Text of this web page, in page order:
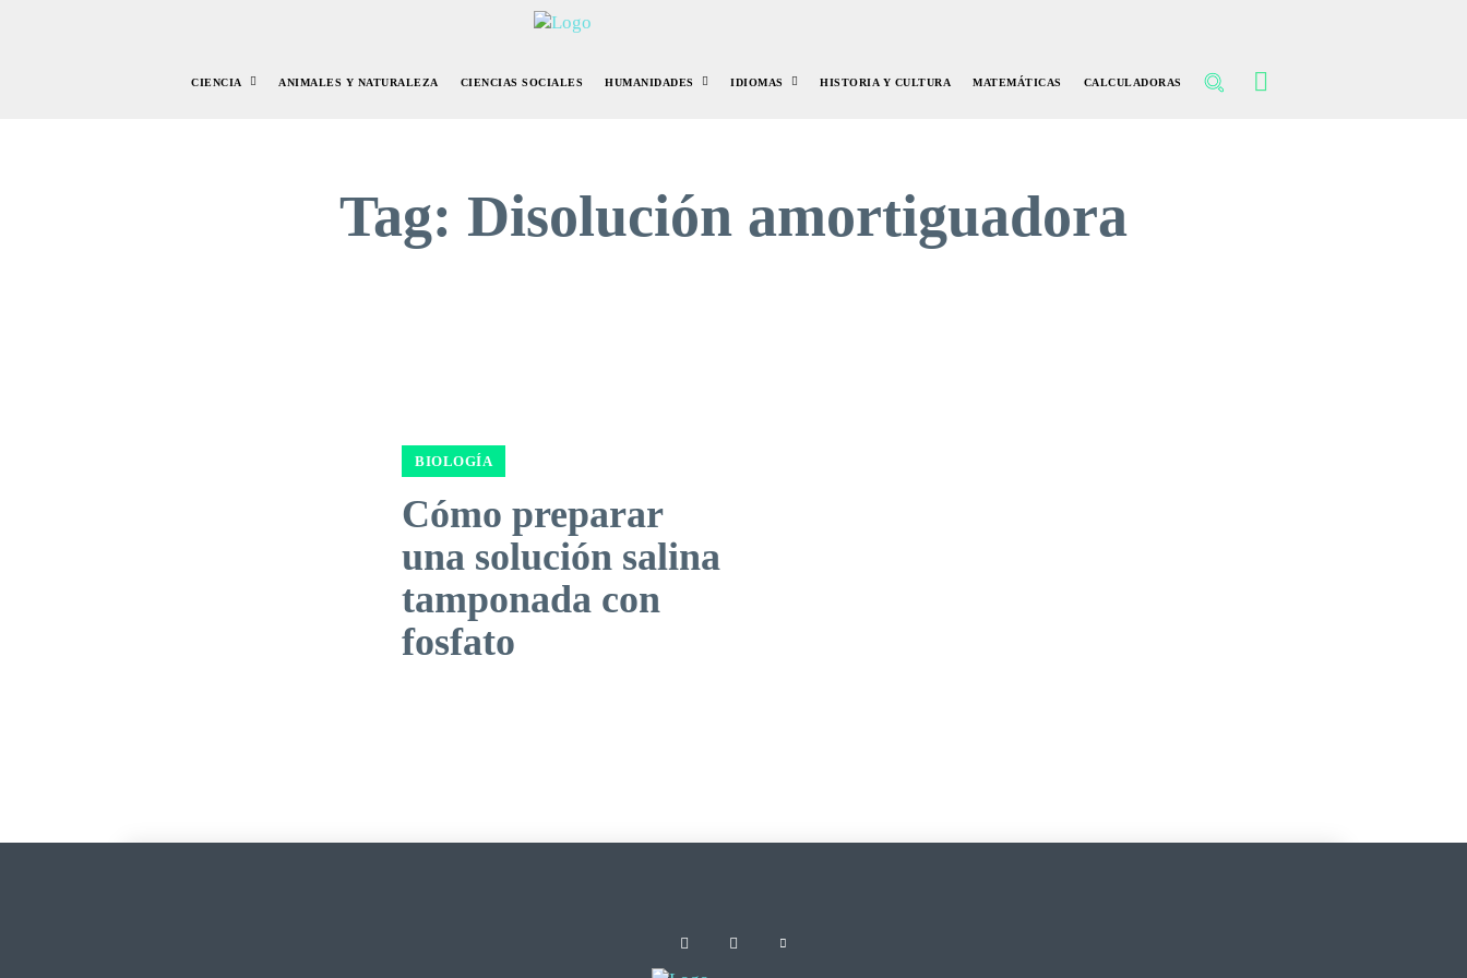
CIENCIA ANIMALES Y NATURALEZA CIENCIAS SOCIALES HUMANIDADES IDIOMAS HISTORIA Y CULTURA MATEMÁTICAS CALCULADORAS
Tag: Disolución amortiguadora
BIOLOGÍA
Cómo preparar
una solución salina
tamponada con
fosfato